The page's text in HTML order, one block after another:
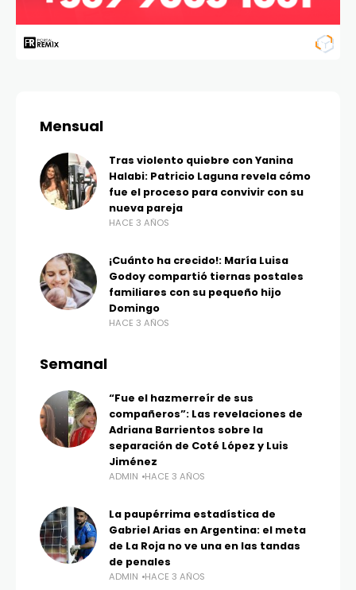
Mensual
Tras violento quiebre con Yanina
Halabi: Patricio Laguna revela cómo
fue el proceso para convivir con su
nueva pareja
HACE 3 AÑOS
¡Cuánto ha crecido!: María Luisa
Godoy compartió tiernas postales
familiares con su pequeño hijo
Domingo
HACE 3 AÑOS
Semanal
“Fue el hazmerreír de sus
compañeros”: Las revelaciones de
Adriana Barrientos sobre la
separación de Coté López y Luis
Jiménez
ADMIN HACE 3 AÑOS
La paupérrima estadística de
Gabriel Arias en Argentina: el meta
de La Roja no ve una en las tandas
de penales
ADMIN HACE 3 AÑOS